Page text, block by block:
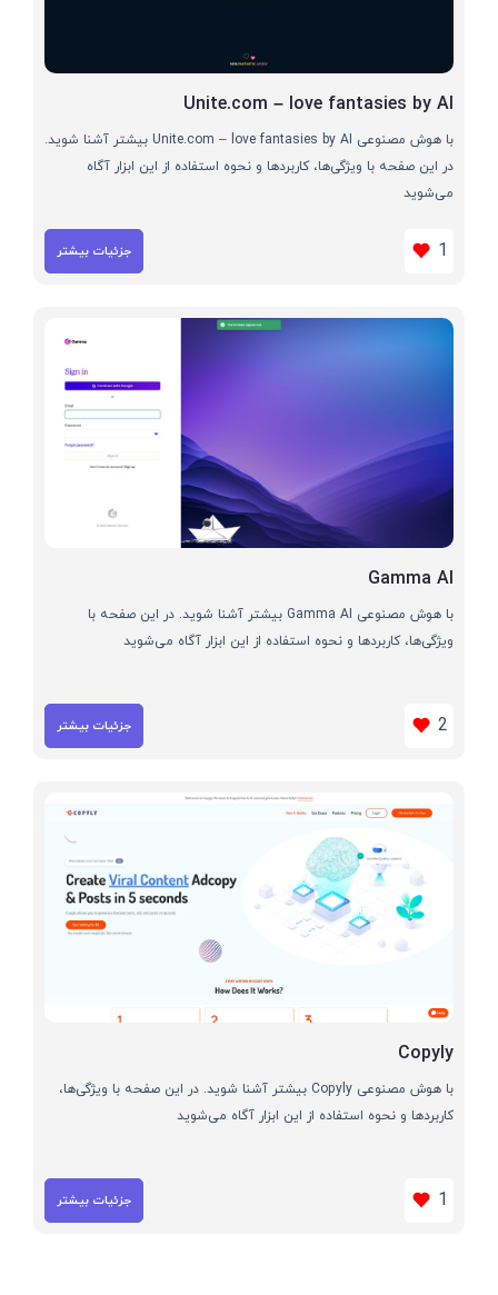
Unite.com – love fantasies by AI
با هوش مصنوعی Unite.com – love fantasies by AI بیشتر آشنا شوید.
در این صفحه با ویژگی‌ها، کاربردها و نحوه استفاده از این ابزار آگاه
می‌شوید
1 جزئیات بیشتر
Gamma AI
با هوش مصنوعی Gamma AI بیشتر آشنا شوید. در این صفحه با
ویژگی‌ها، کاربردها و نحوه استفاده از این ابزار آگاه می‌شوید
2 جزئیات بیشتر
Copyly
با هوش مصنوعی Copyly بیشتر آشنا شوید. در این صفحه با ویژگی‌ها،
کاربردها و نحوه استفاده از این ابزار آگاه می‌شوید
1 جزئیات بیشتر